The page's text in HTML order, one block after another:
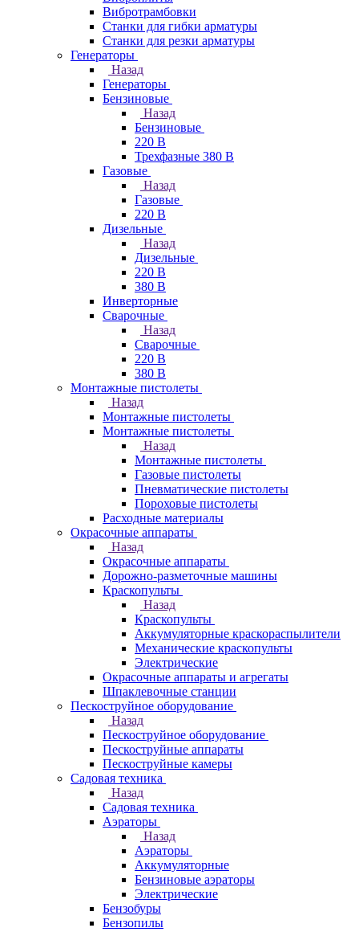
Вибротрамбовки
Станки для гибки арматуры
Станки для резки арматуры
Генераторы
Назад
Генераторы
Бензиновые
Назад
Бензиновые
220 В
Трехфазные 380 В
Газовые
Назад
Газовые
220 В
Дизельные
Назад
Дизельные
220 В
380 В
Инверторные
Сварочные
Назад
Сварочные
220 В
380 В
Монтажные пистолеты
Назад
Монтажные пистолеты
Монтажные пистолеты
Назад
Монтажные пистолеты
Газовые пистолеты
Пневматические пистолеты
Пороховые пистолеты
Расходные материалы
Окрасочные аппараты
Назад
Окрасочные аппараты
Дорожно-разметочные машины
Краскопульты
Назад
Краскопульты
Аккумуляторные краскораспылители
Механические краскопульты
Электрические
Окрасочные аппараты и агрегаты
Шпаклевочные станции
Пескоструйное оборудование
Назад
Пескоструйное оборудование
Пескоструйные аппараты
Пескоструйные камеры
Садовая техника
Назад
Садовая техника
Аэраторы
Назад
Аэраторы
Аккумуляторные
Бензиновые аэраторы
Электрические
Бензобуры
Бензопилы